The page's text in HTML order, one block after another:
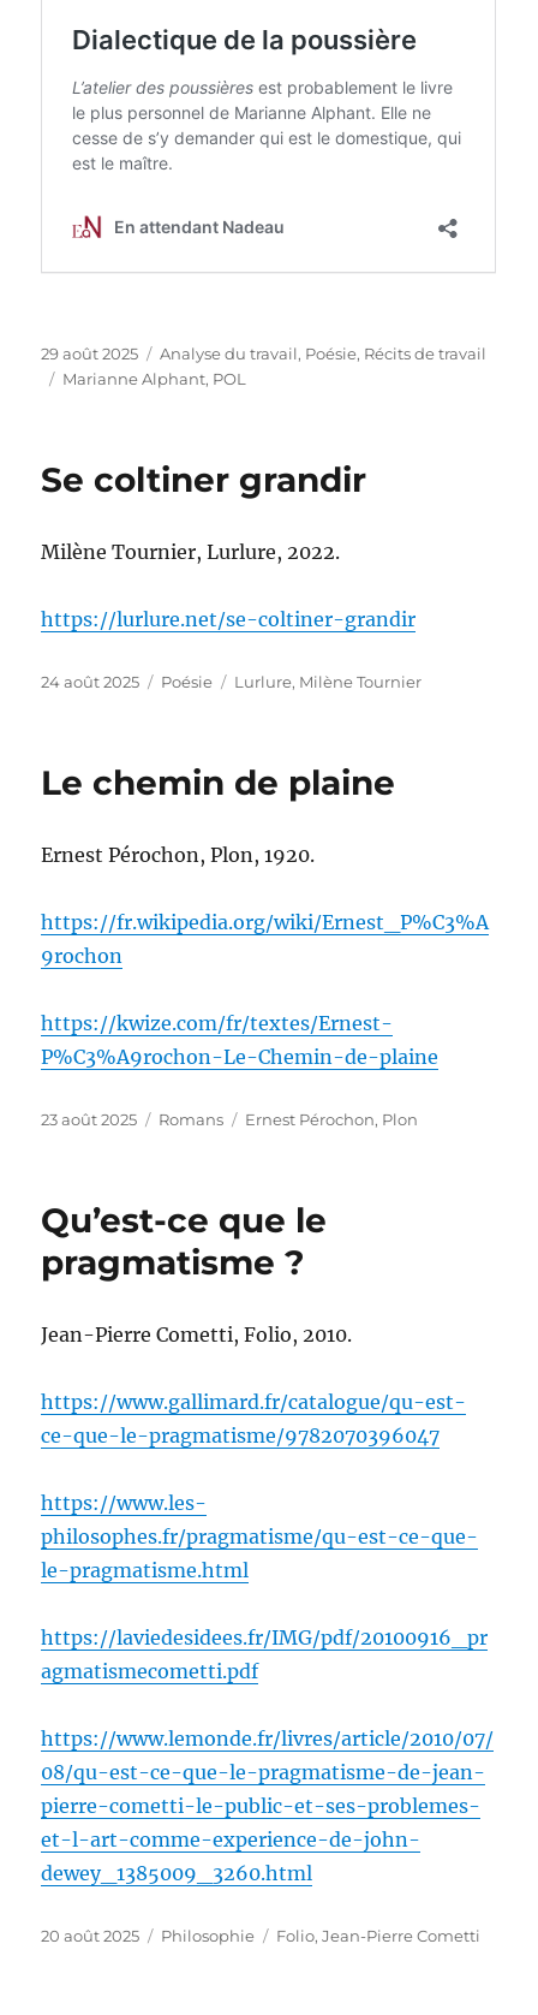
Publié
le
29 août 2025 Catégories
Analyse du travail, Poésie, Récits de travail
Étiquettes
Marianne Alphant, POL
Se coltiner grandir
Milène Tournier, Lurlure, 2022.
https://lurlure.net/se-coltiner-grandir
Publié
24 août 2025 Catégories
Poésie Étiquettes
Lurlure, Milène Tournier
Le chemin de plaine
Ernest Pérochon, Plon, 1920.
https://fr.wikipedia.org/wiki/Ernest_P%C3%A
9rochon
https://kwize.com/fr/textes/Ernest-
P%C3%A9rochon-Le-Chemin-de-plaine
Publié
23 août 2025 Catégories
Romans Étiquettes
Ernest Pérochon, Plon
Qu’est-ce que le
pragmatisme ?
Jean-Pierre Cometti, Folio, 2010.
https://www.gallimard.fr/catalogue/qu-est-
ce-que-le-pragmatisme/9782070396047
https://www.les-
philosophes.fr/pragmatisme/qu-est-ce-que-
le-pragmatisme.html
https://laviedesidees.fr/IMG/pdf/20100916_pr
agmatismecometti.pdf
https://www.lemonde.fr/livres/article/2010/07/
08/qu-est-ce-que-le-pragmatisme-de-jean-
pierre-cometti-le-public-et-ses-problemes-
et-l-art-comme-experience-de-john-
dewey_1385009_3260.html
Publié
20 août 2025 Catégories
Philosophie Étiquettes
Folio,Jean-Pierre Cometti